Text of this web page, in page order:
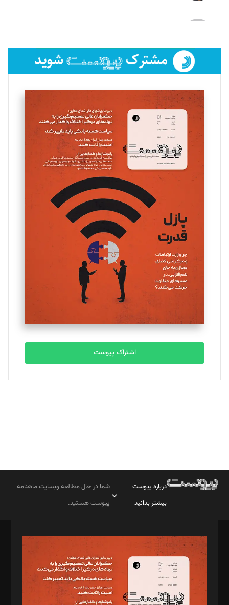
لیلا حنارود
فائزه فتحی رستمی
تحریریه
سروش کرمیان
تحریریه
مینا پاکدل
یسنا امان‌پور
تحریریه
ملینا جعفری
تحریریه
مصطفی مسجدی آرانی
تحریریه
بابک نقاش
تحریریه
اشتراک پیوست
درباره پیوست
بیشتر بدانید
شما در حال مطالعه وبسایت ماهنامه
پیوست هستید.
مدیر مسئول: محمدباقر اثنی‌عشری
سردبیر: مهرک محمودی
دبیر تحریریه: میثم قاسمی
د‌بیر ناداستان: سمانه سمیع
د‌بیر خدمت و تجارت: ابوالفضل رجبی